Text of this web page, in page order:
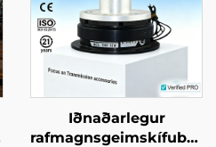
Iðnaðarlegur